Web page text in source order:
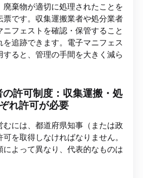
廃棄物が適切に処理されたことを
票です。収集運搬業者や処分業者
フェストを確認・保管すること
を追跡できます。電子マニフェス
すると、管理の手間を大きく減ら
許可制度：収集運搬・処
れ許可が必要
むには、都道府県知事（または政
を取得しなければなりません。
によって異なり、代表的なものは